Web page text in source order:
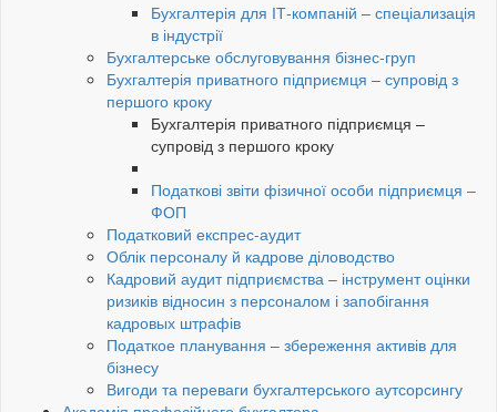
Бухгалтерія для ІТ-компаній – спеціализація
в індустрії
Бухгалтерське обслуговування бізнес-груп
Бухгалтерія приватного підприємця – супровід з
першого кроку
Бухгалтерія приватного підприємця –
супровід з першого кроку
Податкові звіти фізичної особи підприємця –
ФОП
Податковий експрес-аудит
Облік персоналу й кадрове діловодство
Кадровий аудит підприємства – інструмент оцінки
ризиків відносин з персоналом і запобігання
кадровых штрафів
Податкое планування – збереження активів для
бізнесу
Вигоди та переваги бухгалтерського аутсорсингу